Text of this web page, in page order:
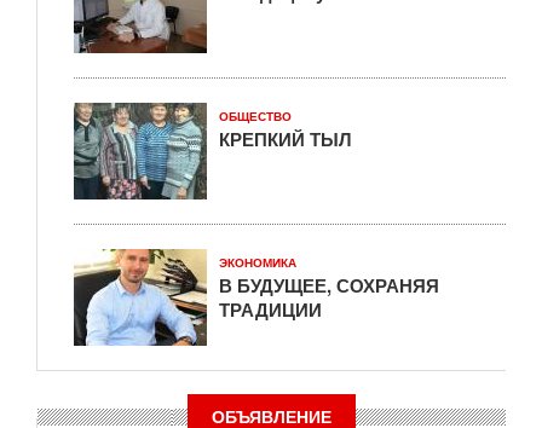
ОБЩЕСТВО
КРЕПКИЙ ТЫЛ
ЭКОНОМИКА
В БУДУЩЕЕ, СОХРАНЯЯ
ТРАДИЦИИ
ОБЪЯВЛЕНИЕ